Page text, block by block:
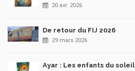
20 avr. 2026
De retour du FIJ 2026
29 mars 2026
Ayar : Les enfants du soleil